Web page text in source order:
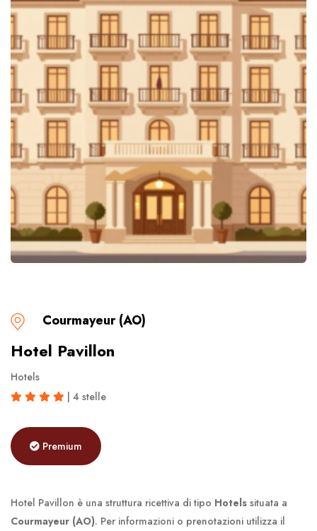
Courmayeur (AO)
Hotel Pavillon
Hotels
| 4 stelle
Premium
Hotel Pavillon è una struttura ricettiva di tipo Hotels situata a
Courmayeur (AO). Per informazioni o prenotazioni utilizza il